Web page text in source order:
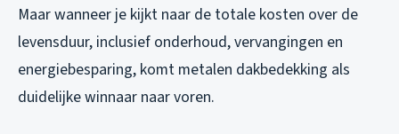
Maar wanneer je kijkt naar de totale kosten over de
levensduur, inclusief onderhoud, vervangingen en
energiebesparing, komt metalen dakbedekking als
duidelijke winnaar naar voren.